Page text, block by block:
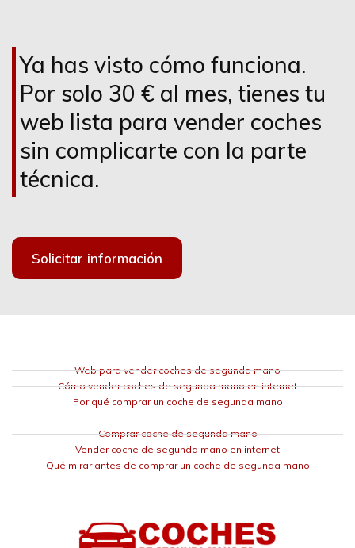
Ya has visto cómo funciona.
Por solo 30 € al mes, tienes tu
web lista para vender coches
sin complicarte con la parte
técnica.
Solicitar información
Web para vender coches de segunda mano
Cómo vender coches de segunda mano en internet
Por qué comprar un coche de segunda mano
Comprar coche de segunda mano
Vender coche de segunda mano en internet
Qué mirar antes de comprar un coche de segunda mano